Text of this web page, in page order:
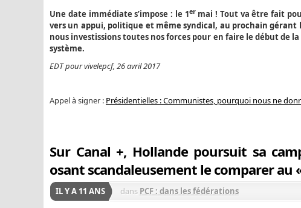
Une date immédiate s’impose : le 1ermai ! Tout va être fait
vers un appui, politique et même syndical, au prochain
nous investissions toutes nos forces pour en faire le début de
système.
EDT pour vivelepcf, 26 avril 2017
Appel à signer : Présidentielles : Communistes, pourquoi nous ne
Sur Canal +, Hollande poursuit sa
osant scandaleusement le comparer au
IL Y A 11 ANS dans PCF : dans les fédérations